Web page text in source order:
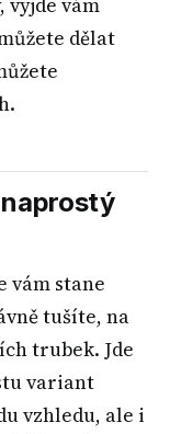
vyjde vám
dělat
vám stane
tušíte, na
trubek. Jde
variant
vzhledu, ale i